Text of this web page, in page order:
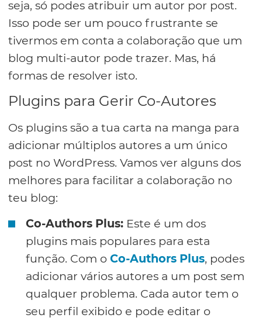
seja, só podes atribuir um autor por post.
Isso pode ser um pouco frustrante se
tivermos em conta a colaboração que um
blog multi-autor pode trazer. Mas, há
formas de resolver isto.
Plugins para Gerir Co-Autores
Os plugins são a tua carta na manga para
adicionar múltiplos autores a um único
post no WordPress. Vamos ver alguns dos
melhores para facilitar a colaboração no
teu blog:
Co-Authors Plus: Este é um dos
plugins mais populares para esta
função. Com o Co-Authors Plus, podes
adicionar vários autores a um post sem
qualquer problema. Cada autor tem o
seu perfil exibido e pode editar o